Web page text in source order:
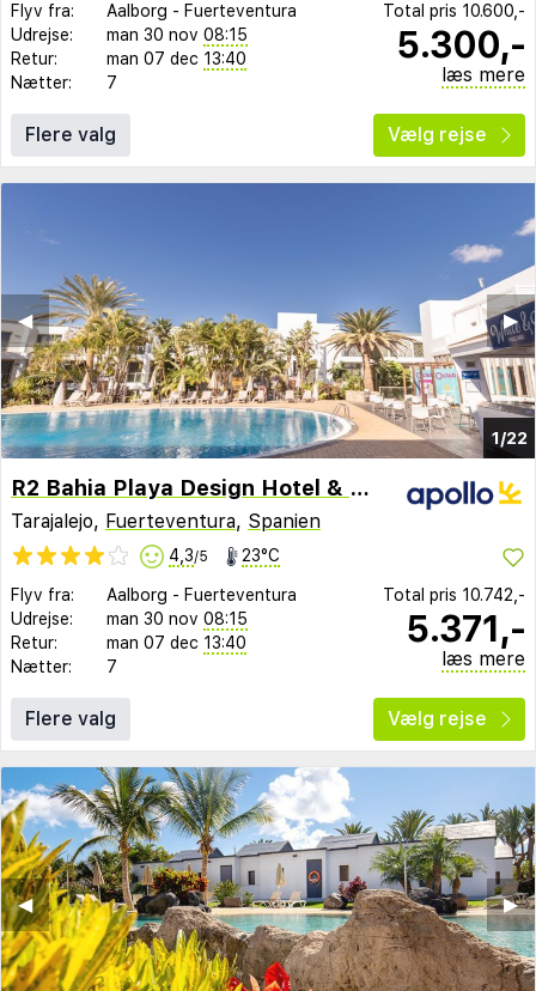
Flyv fra: Aalborg - Fuerteventura
Udrejse:
man 30 nov 08:15
Retur:
man 07 dec 13:40
Nætter:
7
Total pris 10.600,-
5.300,-
læs mere
Flere valg Vælg rejse
1/22
▶︎
◀︎
R2 Bahia Playa Design Hotel & Spa
Tarajalejo, Fuerteventura, Spanien
4,3/5 23°C
Flyv fra: Aalborg - Fuerteventura
Udrejse:
man 30 nov 08:15
Retur:
man 07 dec 13:40
Nætter:
7
Total pris 10.742,-
5.371,-
læs mere
Flere valg Vælg rejse
▶︎
◀︎